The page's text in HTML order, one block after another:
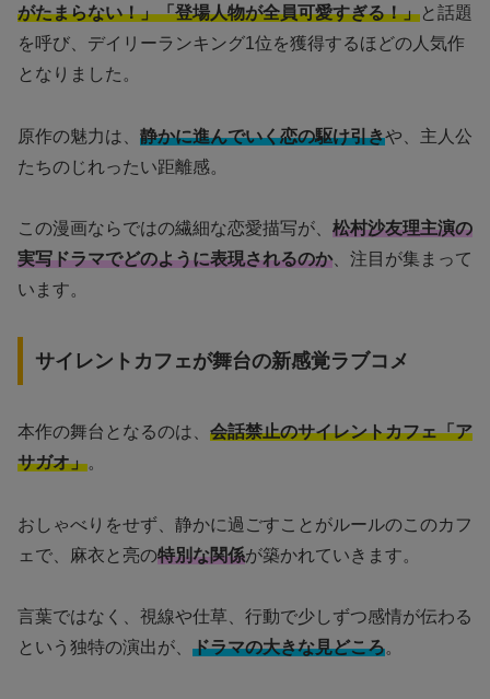
がたまらない！」「登場人物が全員可愛すぎる！」と話題
を呼び、デイリーランキング1位を獲得するほどの人気作
となりました。
原作の魅力は、 静かに進んでいく恋の駆け引きや、主人公
たちのじれったい距離感。
この漫画ならではの繊細な恋愛描写が、 松村沙友理主演の
実写ドラマでどのように表現されるのか 、注目が集まって
います。
サイレントカフェが舞台の新感覚ラブコメ
本作の舞台となるのは、 会話禁止のサイレントカフェ「ア
サガオ」。
おしゃべりをせず、静かに過ごすことがルールのこのカフ
ェで、麻衣と亮の特別な関係が築かれていきます。
言葉ではなく、視線や仕草、行動で少しずつ感情が伝わる
という独特の演出が、 ドラマの大きな見どころ。